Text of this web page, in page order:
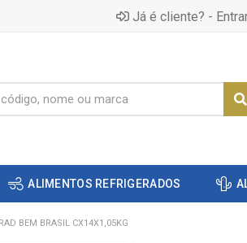
Já é cliente? -
ALIMENTOS REFRIGERADOS
BEM BRASIL CX14X1,05KG